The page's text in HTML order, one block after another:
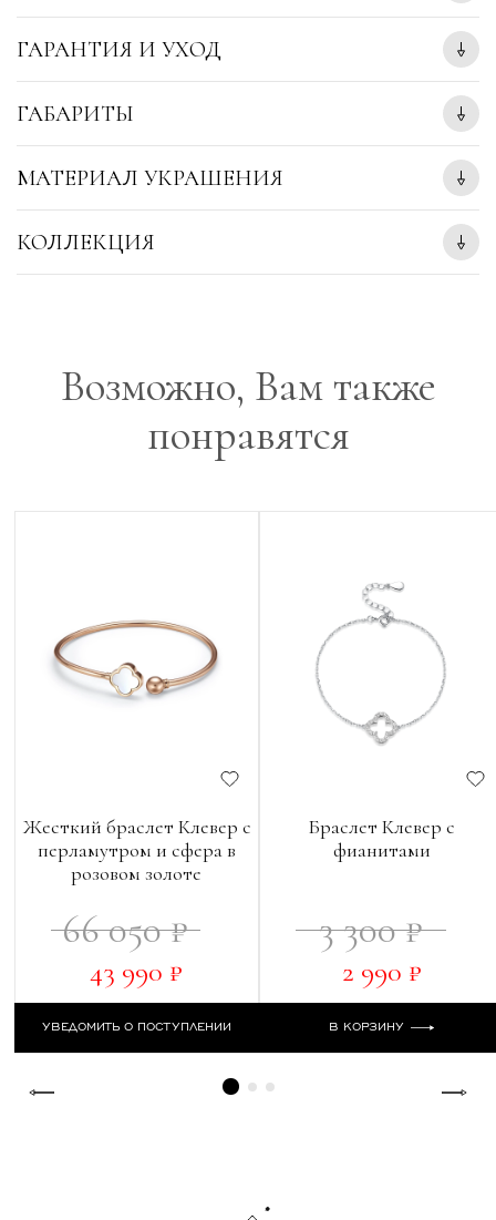
ГАРАНТИЯ И УХОД
ГАБАРИТЫ
МАТЕРИАЛ УКРАШЕНИЯ
КОЛЛЕКЦИЯ
Возможно, Вам также
понравятся
Жесткий браслет Клевер с
перламутром и сфера в
розовом золоте
66 050 ₽
43 990 ₽
УВЕДОМИТЬ О ПОСТУПЛЕНИИ
Браслет Клевер с
фианитами
3 300 ₽
2 990 ₽
В КОРЗИНУ